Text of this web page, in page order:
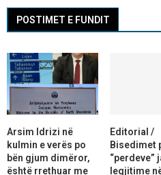
POSTIMET E FUNDIT
Arsim Idrizi në
kulmin e verës po
bën gjum dimëror,
është rrethuar me
Editorial /
Bisedimet
“perdeve”
legjitime